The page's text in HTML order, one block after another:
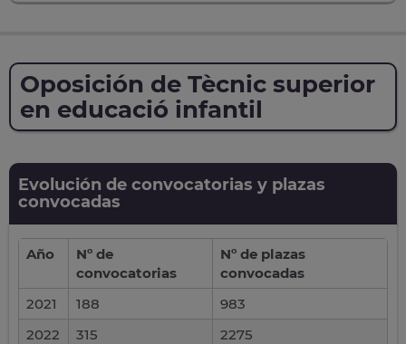
Oposición de Tècnic superior
en educació infantil
Evolución de convocatorias y plazas
convocadas
Año
Nº de
convocatorias
Nº de plazas
convocadas
2021
188
983
2022
315
2275